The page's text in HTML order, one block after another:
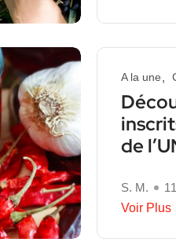
A la une
de
S. M.
Voir Plus